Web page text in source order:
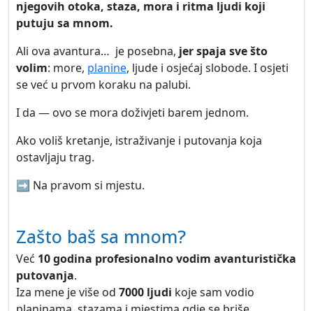
njegovih otoka, staza, mora i ritma ljudi koji
putuju sa mnom.
Ali ova avantura… je posebna, jer spaja sve što
volim: more, planine, ljude i osjećaj slobode. I osjeti
se već u prvom koraku na palubi.
I da — ovo se mora doživjeti barem jednom.
Ako voliš kretanje, istraživanje i putovanja koja
ostavljaju trag.
➡️ Na pravom si mjestu.
Zašto baš sa mnom?
Već 10 godina profesionalno vodim avanturistička
putovanja.
Iza mene je više od 7000 ljudi koje sam vodio